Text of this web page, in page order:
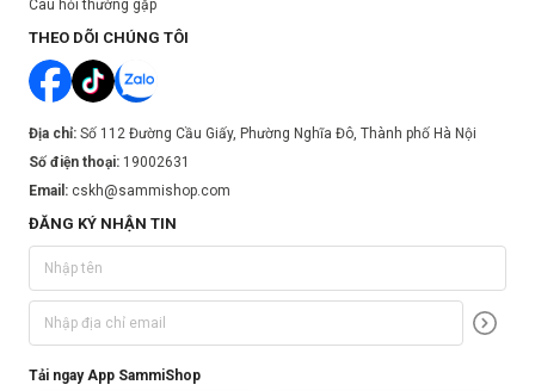
Câu hỏi thường gặp
THEO DÕI CHÚNG TÔI
Địa chỉ: Số 112 Đường Cầu Giấy, Phường Nghĩa Đô, Thành phố Hà Nội
Số điện thoại: 19002631
Email: cskh@sammishop.com
ĐĂNG KÝ NHẬN TIN
Tải ngay App SammiShop